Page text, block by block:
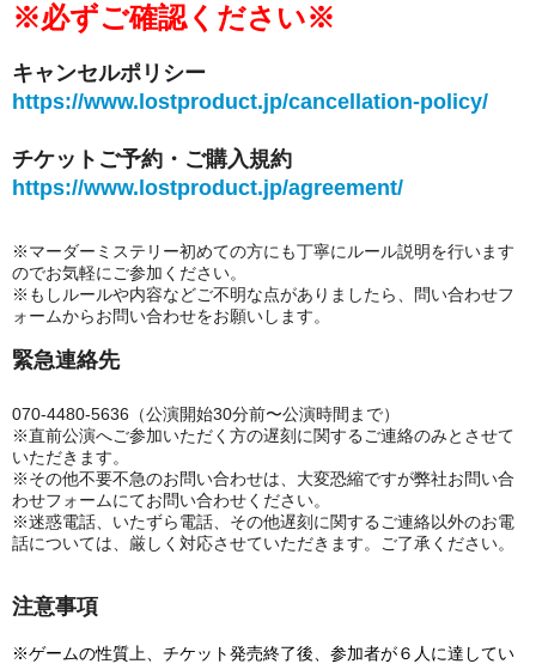
※必ずご確認ください※
キャンセルポリシー
https://www.lostproduct.jp/cancellation-policy/
チケットご予約・ご購入規約
https://www.lostproduct.jp/agreement/
※マーダーミステリー初めての方にも丁寧にルール説明を行います
のでお気軽にご参加ください。
※もしルールや内容などご不明な点がありましたら、問い合わせフ
ォームからお問い合わせをお願いします。
緊急連絡先
070-4480-5636（公演開始30分前〜公演時間まで）
※直前公演へご参加いただく方の遅刻に関するご連絡のみとさせて
いただきます。
※その他不要不急のお問い合わせは、大変恐縮ですが弊社お問い合
わせフォームにてお問い合わせください。
※迷惑電話、いたずら電話、その他遅刻に関するご連絡以外のお電
話については、厳しく対応させていただきます。ご了承ください。
注意事項
※ゲームの性質上、 チケット発売終了後 、参加者が６人に達してい